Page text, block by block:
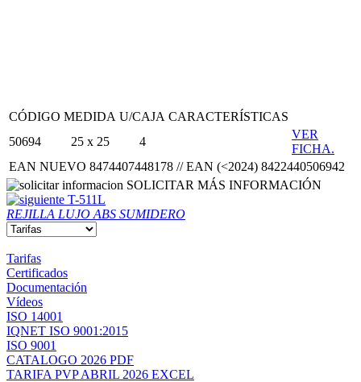
CÓDIGO MEDIDA U/CAJA CARACTERÍSTICAS
50694
25 x 25 4
VER
FICHA.
EAN NUEVO 8474407448178 // EAN (<2024) 8422440506942
SOLICITAR MÁS INFORMACIÓN
T-511L
REJILLA LUJO ABS SUMIDERO
Tarifas
Certificados
Documentación
Vídeos
ISO 14001
IQNET ISO 9001:2015
ISO 9001
CATALOGO 2026 PDF
TARIFA PVP ABRIL 2026 EXCEL